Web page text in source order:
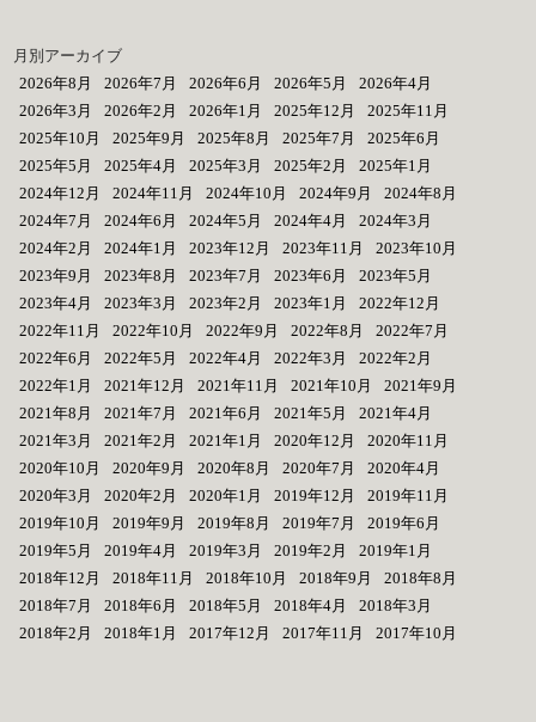
月別アーカイブ
2026年8月
2026年7月 2026年6月 2026年5月
2026年4月
2026年3月
2026年2月 2026年1月 2025年12月
2025年11月
2025年10月
2025年9月 2025年8月 2025年7月
2025年6月
2025年5月
2025年4月 2025年3月 2025年2月
2025年1月
2024年12月
2024年11月 2024年10月 2024年9月
2024年8月
2024年7月
2024年6月 2024年5月 2024年4月
2024年3月
2024年2月
2024年1月 2023年12月 2023年11月
2023年10月
2023年9月
2023年8月 2023年7月 2023年6月
2023年5月
2023年4月
2023年3月 2023年2月 2023年1月
2022年12月
2022年11月
2022年10月 2022年9月 2022年8月
2022年7月
2022年6月
2022年5月 2022年4月 2022年3月
2022年2月
2022年1月
2021年12月 2021年11月 2021年10月
2021年9月
2021年8月
2021年7月 2021年6月 2021年5月
2021年4月
2021年3月
2021年2月 2021年1月 2020年12月
2020年11月
2020年10月
2020年9月 2020年8月 2020年7月
2020年4月
2020年3月
2020年2月 2020年1月 2019年12月
2019年11月
2019年10月
2019年9月 2019年8月 2019年7月
2019年6月
2019年5月
2019年4月 2019年3月 2019年2月
2019年1月
2018年12月
2018年11月 2018年10月 2018年9月
2018年8月
2018年7月
2018年6月 2018年5月 2018年4月
2018年3月
2018年2月
2018年1月 2017年12月 2017年11月 2017年10月